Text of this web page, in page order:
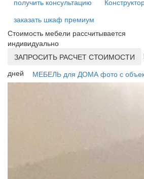
заказать шкаф премиум
Стоимость мебели рассчитывается
индивидуально
ЗАПРОСИТЬ РАСЧЕТ СТОИМОСТИ
дней
МЕБЕЛЬ для ДОМА фото с